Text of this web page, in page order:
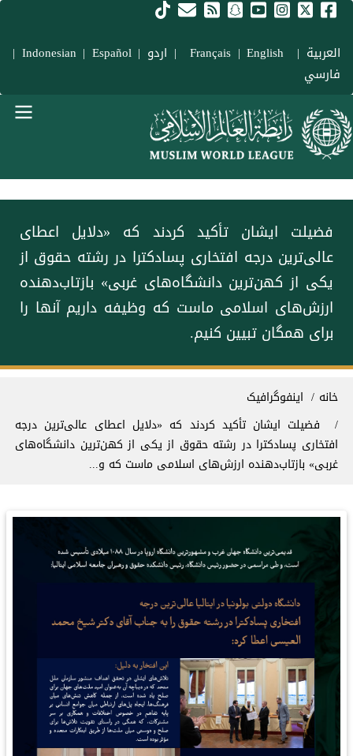
رفتن به محتوای اصلی
العربية |
|English
| اردو |
Indonesian | Español
|
فارسي
فضیلت ایشان تأکید کردند که «دلایل اعطای
عالی‌ترین درجه افتخاری پسادکترا در رشته حقوق از
یکی از کهن‌ترین دانشگاه‌های غربی» بازتاب‌دهنده
ارزش‌های اسلامی ماست که وظیفه داریم آنها را
برای همگان تبیین کنیم.
مسیر راهنما
خانه
اینفوگرافیک
فضیلت ایشان تأکید کردند که «دلایل اعطای عالی‌ترین درجه
افتخاری پسادکترا در رشته حقوق از یکی از کهن‌ترین دانشگاه‌های
غربی» بازتاب‌دهنده ارزش‌های اسلامی ماست که و...